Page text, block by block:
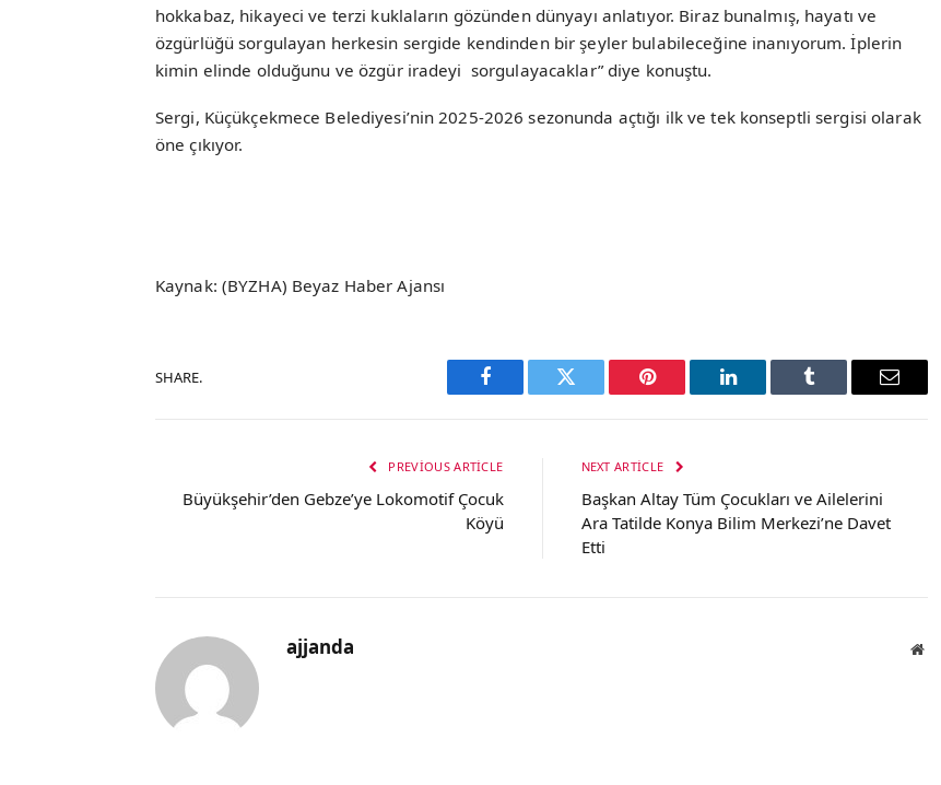
hokkabaz, hikayeci ve terzi kuklaların gözünden dünyayı anlatıyor. Biraz bunalmış, hayatı ve
özgürlüğü sorgulayan herkesin sergide kendinden bir şeyler bulabileceğine inanıyorum. İplerin
kimin elinde olduğunu ve özgür iradeyi sorgulayacaklar” diye konuştu.
Sergi, Küçükçekmece Belediyesi’nin 2025-2026 sezonunda açtığı ilk ve tek konseptli sergisi olarak
öne çıkıyor.
Kaynak: (BYZHA) Beyaz Haber Ajansı
SHARE.
Facebook Twitter Pinterest LinkedIn Tumblr Email
PREVIOUS ARTICLE
Büyükşehir’den Gebze’ye Lokomotif Çocuk
Köyü
NEXT ARTICLE
Başkan Altay Tüm Çocukları ve Ailelerini
Ara Tatilde Konya Bilim Merkezi’ne Davet
Etti
ajjanda